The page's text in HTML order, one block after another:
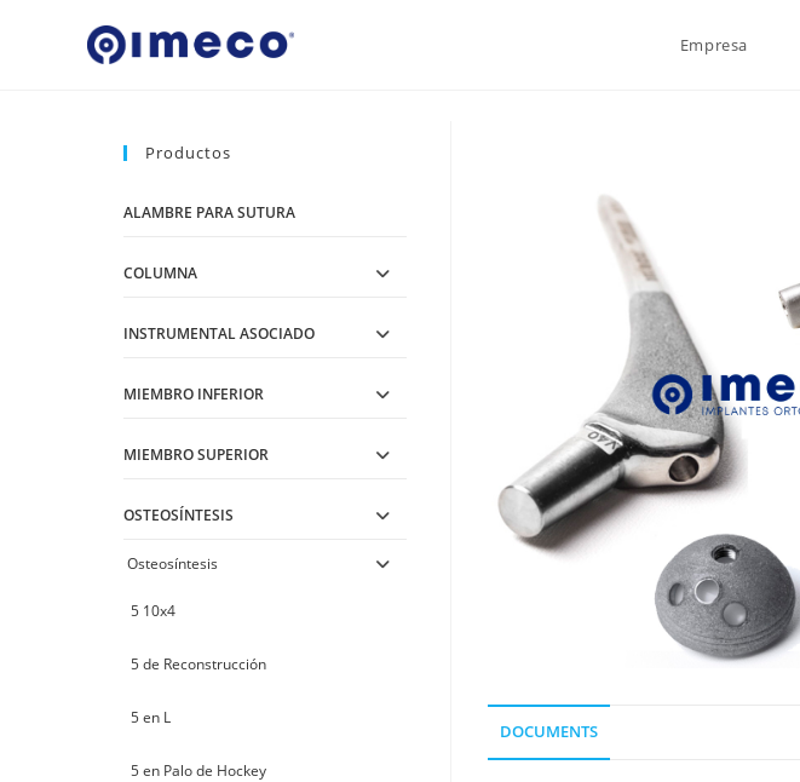
Empresa
DOCUMENTS
Productos
ALAMBRE PARA SUTURA
COLUMNA
INSTRUMENTAL ASOCIADO
MIEMBRO INFERIOR
MIEMBRO SUPERIOR
OSTEOSÍNTESIS
Osteosíntesis
5 10x4
5 de Reconstrucción
5 en L
5 en Palo de Hockey